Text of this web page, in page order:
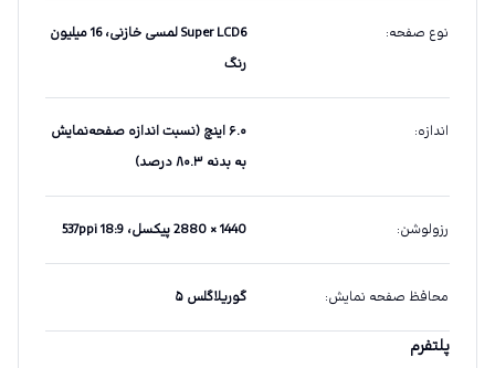
نوع صفحه:
Super LCD6 لمسی خازنی، 16 میلیون
رنگ
اندازه:
۶.۰ اینچ (نسبت اندازه صفحه‌نمایش
به بدنه ۸۰.۳ درصد)
رزولوشن: 1440 × 2880 پیکسل، 18:9 537ppi
محافظ صفحه نمایش: گوریلاگلس ۵
پلتفرم